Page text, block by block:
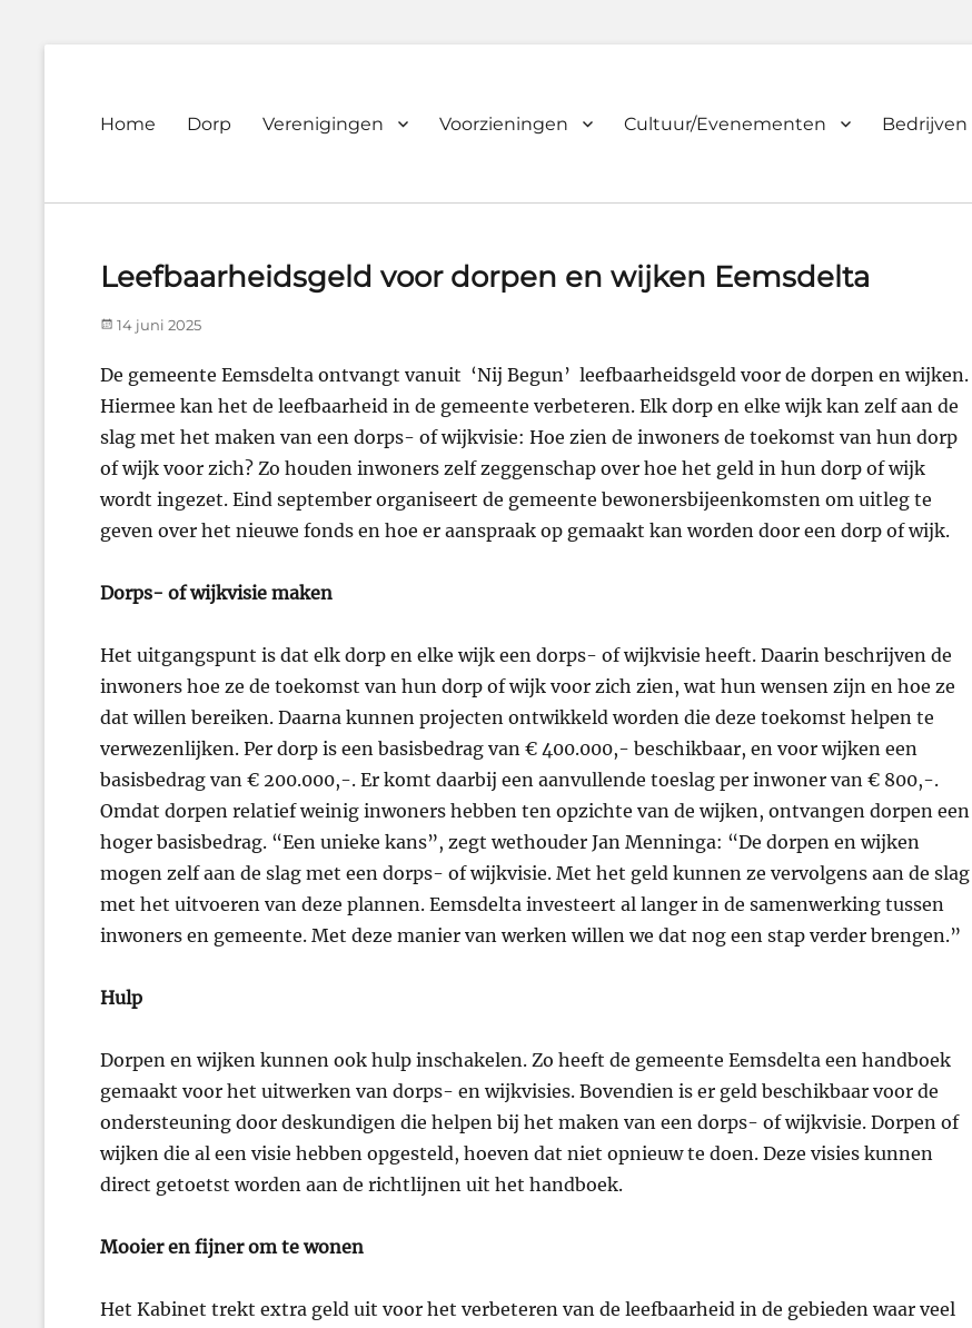
Dorpsvereniging
Westeremden
Primary
Home Dorp Verenigingen Voorzieningen Cultuur/Evenementen Bedrijven
Leefbaarheidsgeld voor dorpen en wijken Eemsdelta
Posted
14 juni 2025
De gemeente Eemsdelta ontvangt vanuit ‘Nij Begun’ leefbaarheidsgeld voor de dorpen en wijken.
Hiermee kan het de leefbaarheid in de gemeente verbeteren. Elk dorp en elke wijk kan zelf aan de
slag met het maken van een dorps- of wijkvisie: Hoe zien de inwoners de toekomst van hun dorp
of wijk voor zich? Zo houden inwoners zelf zeggenschap over hoe het geld in hun dorp of wijk
wordt ingezet. Eind september organiseert de gemeente bewonersbijeenkomsten om uitleg te
geven over het nieuwe fonds en hoe er aanspraak op gemaakt kan worden door een dorp of wijk.
Dorps- of wijkvisie maken
Het uitgangspunt is dat elk dorp en elke wijk een dorps- of wijkvisie heeft. Daarin beschrijven de
inwoners hoe ze de toekomst van hun dorp of wijk voor zich zien, wat hun wensen zijn en hoe ze
dat willen bereiken. Daarna kunnen projecten ontwikkeld worden die deze toekomst helpen te
verwezenlijken. Per dorp is een basisbedrag van € 400.000,- beschikbaar, en voor wijken een
basisbedrag van € 200.000,-. Er komt daarbij een aanvullende toeslag per inwoner van € 800,-.
Omdat dorpen relatief weinig inwoners hebben ten opzichte van de wijken, ontvangen dorpen een
hoger basisbedrag. “Een unieke kans”, zegt wethouder Jan Menninga: “De dorpen en wijken
mogen zelf aan de slag met een dorps- of wijkvisie. Met het geld kunnen ze vervolgens aan de slag
met het uitvoeren van deze plannen. Eemsdelta investeert al langer in de samenwerking tussen
inwoners en gemeente. Met deze manier van werken willen we dat nog een stap verder brengen.”
Hulp
Dorpen en wijken kunnen ook hulp inschakelen. Zo heeft de gemeente Eemsdelta een handboek
gemaakt voor het uitwerken van dorps- en wijkvisies. Bovendien is er geld beschikbaar voor de
ondersteuning door deskundigen die helpen bij het maken van een dorps- of wijkvisie. Dorpen of
wijken die al een visie hebben opgesteld, hoeven dat niet opnieuw te doen. Deze visies kunnen
direct getoetst worden aan de richtlijnen uit het handboek.
Mooier en fijner om te wonen
Het Kabinet trekt extra geld uit voor het verbeteren van de leefbaarheid in de gebieden waar veel